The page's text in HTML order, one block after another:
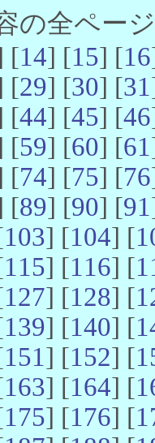
の全ペー
[14] [15] [16
[29] [30] [31
[44] [45] [46
[59] [60] [61
[74] [75] [76
[89] [90] [91
103] [104] [
115] [116] [
127] [128] [
139] [140] [
151] [152] [
163] [164] [
175] [176] [